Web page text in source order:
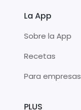
La App
Sobre la App
Recetas
Para empresas
PLUS